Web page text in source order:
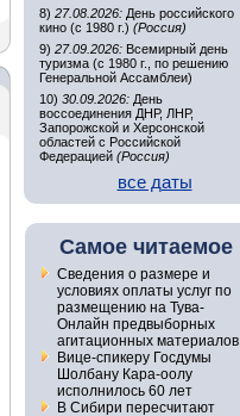
8) 27.08.2026: День российского
кино (с 1980 г.) (Россия)
9) 27.09.2026: Всемирный день
туризма (с 1980 г., по решению
Генеральной Ассамблеи)
10) 30.09.2026: День
воссоединения ДНР, ЛНР,
Запорожской и Херсонской
областей с Российской
Федерацией (Россия)
все даты
Самое читаемое
Сведения о размере и
условиях оплаты услуг по
размещению на Тува-
Онлайн предвыборных
агитационных материалов
Вице-спикеру Госдумы
Шолбану Кара-оолу
исполнилось 60 лет
В Сибири пересчитают